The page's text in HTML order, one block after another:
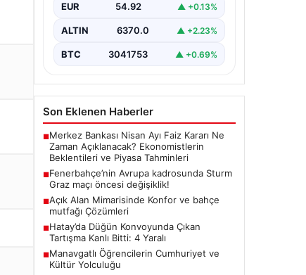
EUR 54.92 ▲ +0.13%
ALTIN 6370.0 ▲ +2.23%
BTC 3041753 ▲ +0.69%
Son Eklenen Haberler
■Merkez Bankası Nisan Ayı Faiz Kararı Ne
Zaman Açıklanacak? Ekonomistlerin
Beklentileri ve Piyasa Tahminleri
■Fenerbahçe’nin Avrupa kadrosunda Sturm
Graz maçı öncesi değişiklik!
■Açık Alan Mimarisinde Konfor ve bahçe
mutfağı Çözümleri
■Hatay’da Düğün Konvoyunda Çıkan
Tartışma Kanlı Bitti: 4 Yaralı
■Manavgatlı Öğrencilerin Cumhuriyet ve
Kültür Yolculuğu